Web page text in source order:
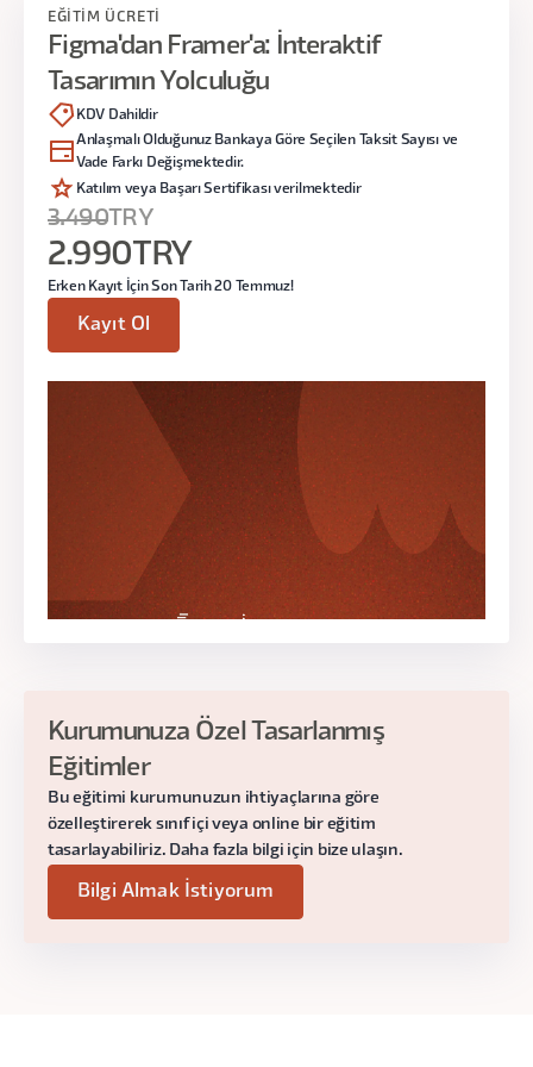
optimizasyonu ve web sitesinin canlı
ortamda nasıl test edileceğini öğrenerek,
proje yönetimi ve test süreçlerini
tamamlamayı öğrenecekler.
Gün:5 Ağustos Pazartesi
Saat:19.00 - 22.00
2. Ders
Framer'da Renk ve Tipografik Stillerin
Geçiş Animasyonları Oluşturma
Responsive Testler (Desktop, Tablet,
Mobile)
Modüllerin Bağlanması ve Seo
Optimizasyonu
Web Sitesinin Canlı Ortamda Test
Edilmesi
19.00 - 22.00
EĞİTİM ÜCRETİ
Figma'dan Framer'a: İnteraktif
Tasarımın Yolculuğu
KDV Dahildir
Anlaşmalı Olduğunuz Bankaya Göre Seçilen Taksit Sayısı ve
Vade Farkı Değişmektedir.
Katılım veya Başarı Sertifikası verilmektedir
3.490 TRY
2.990 TRY
Erken Kayıt İçin Son Tarih 20 Temmuz!
Kayıt Ol
Kurumunuza Özel Tasarlanmış
Eğitimler
Bu eğitimi kurumunuzun ihtiyaçlarına göre
özelleştirerek sınıf içi veya online bir eğitim
tasarlayabiliriz. Daha fazla bilgi için bize ulaşın.
Bilgi Almak İstiyorum